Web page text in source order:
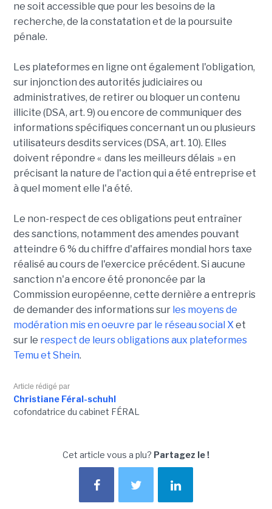
ne soit accessible que pour les besoins de la
recherche, de la constatation et de la poursuite
pénale.
Les plateformes en ligne ont également l'obligation,
sur injonction des autorités judiciaires ou
administratives, de retirer ou bloquer un contenu
illicite (DSA, art. 9) ou encore de communiquer des
informations spécifiques concernant un ou plusieurs
utilisateurs desdits services (DSA, art. 10). Elles
doivent répondre « dans les meilleurs délais » en
précisant la nature de l'action qui a été entreprise et
à quel moment elle l'a été.
Le non-respect de ces obligations peut entraîner
des sanctions, notamment des amendes pouvant
atteindre 6 % du chiffre d'affaires mondial hors taxe
réalisé au cours de l'exercice précédent. Si aucune
sanction n'a encore été prononcée par la
Commission européenne, cette dernière a entrepris
de demander des informations sur les moyens de
modération mis en oeuvre par le réseau social Xet
sur le respect de leurs obligations aux plateformes
Temu et Shein.
Article rédigé par
Christiane Féral-schuhl
cofondatrice du cabinet FÉRAL
Cet article vous a plu? Partagez le !